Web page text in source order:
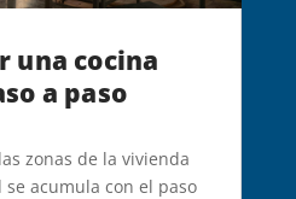
una cocina
a paso
zonas de la vivienda
acumula con el paso